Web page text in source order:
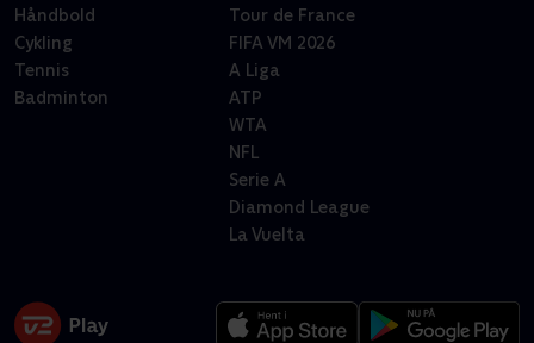
Håndbold
Cykling
Tennis
Badminton
Tour de France
FIFA VM 2026
A Liga
ATP
WTA
NFL
Serie A
Diamond League
La Vuelta